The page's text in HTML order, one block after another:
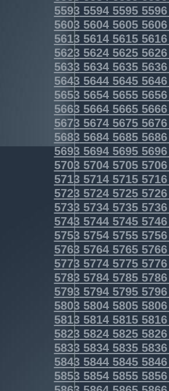
5593559455955596
5603560456055606
5613561456155616
5623562456255626
5633563456355636
5643564456455646
5653565456555656
5663566456655666
5673567456755676
5683568456855686
5693569456955696
5703570457055706
5713571457155716
5723572457255726
5733573457355736
5743574457455746
5753575457555756
5763576457655766
5773577457755776
5783578457855786
5793579457955796
5803580458055806
5813581458155816
5823582458255826
5833583458355836
5843584458455846
5853585458555856